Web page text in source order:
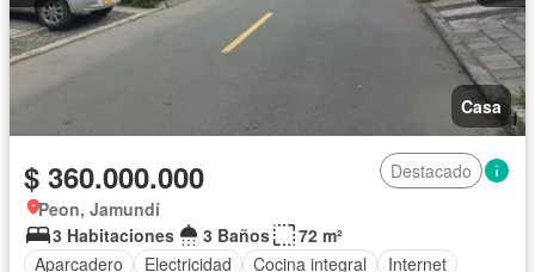
Casa
$ 360.000.000
Destacado
Peon, Jamundí
3 Habitaciones
3 Baños
72 m²
Aparcadero
Electricidad Cocina integral
Internet